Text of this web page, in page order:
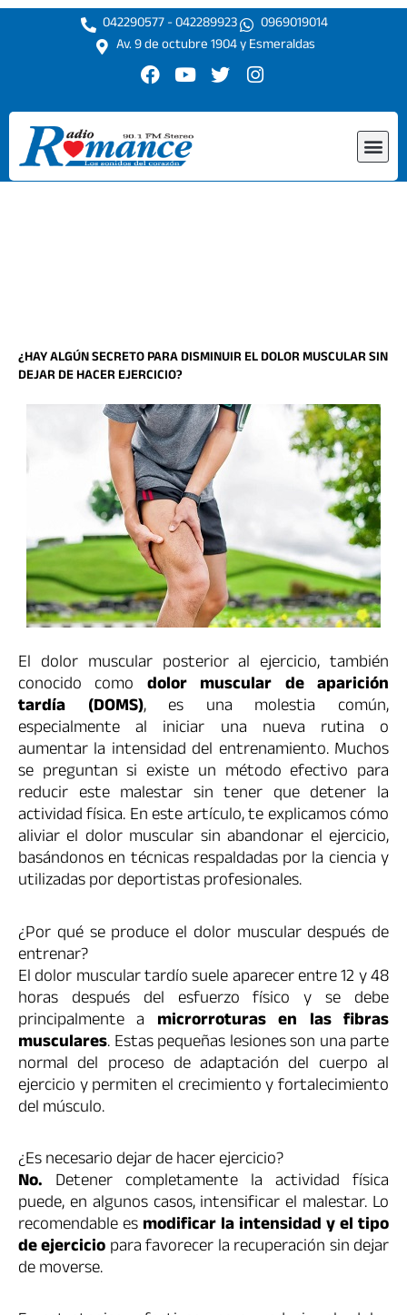
Ir
042290577 - 042289923
0969019014
Av. 9 de octubre 1904 y Esmeraldas
F
c
e
b
o
o
Y
u
t
u
b
e
T
i
r
I
s
r
¿HAY ALGÚN SECRETO PARA DISMINUIR EL DOLOR MUSCULAR SIN
DEJAR DE HACER EJERCICIO?
El dolor muscular posterior al ejercicio, también
conocido como dolor muscular de aparición
tardía (DOMS), es una molestia común,
especialmente al iniciar una nueva rutina o
aumentar la intensidad del entrenamiento. Muchos
se preguntan si existe un método efectivo para
reducir este malestar sin tener que detener la
actividad física. En este artículo, te explicamos cómo
aliviar el dolor muscular sin abandonar el ejercicio,
basándonos en técnicas respaldadas por la ciencia y
utilizadas por deportistas profesionales.
¿Por qué se produce el dolor muscular después de
entrenar?
El dolor muscular tardío suele aparecer entre 12 y 48
horas después del esfuerzo físico y se debe
principalmente a microrroturas en las fibras
musculares. Estas pequeñas lesiones son una parte
normal del proceso de adaptación del cuerpo al
ejercicio y permiten el crecimiento y fortalecimiento
del músculo.
¿Es necesario dejar de hacer ejercicio?
No. Detener completamente la actividad física
puede, en algunos casos, intensificar el malestar. Lo
recomendable esmodificar la intensidad y el tipo
de ejerciciopara favorecer la recuperación sin dejar
de moverse.